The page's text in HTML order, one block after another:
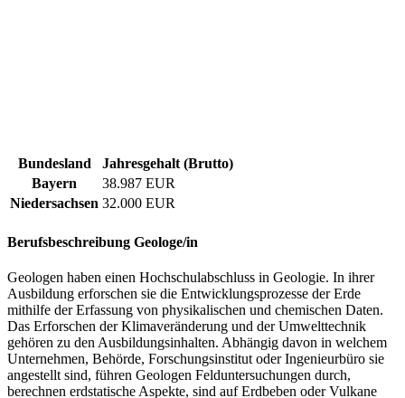
Bundesland
Jahresgehalt (Brutto)
Bayern
38.987 EUR
Niedersachsen 32.000 EUR
Berufsbeschreibung Geologe/in
Geologen haben einen Hochschulabschluss in Geologie. In ihrer
Ausbildung erforschen sie die Entwicklungsprozesse der Erde
mithilfe der Erfassung von physikalischen und chemischen Daten.
Das Erforschen der Klimaveränderung und der Umwelttechnik
gehören zu den Ausbildungsinhalten. Abhängig davon in welchem
Unternehmen, Behörde, Forschungsinstitut oder Ingenieurbüro sie
angestellt sind, führen Geologen Felduntersuchungen durch,
berechnen erdstatische Aspekte, sind auf Erdbeben oder Vulkane